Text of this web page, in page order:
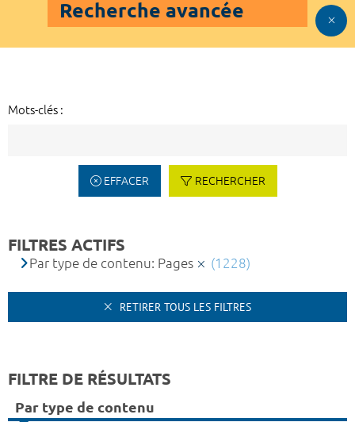
Recherche avancée
Mots-clés :
EFFACER RECHERCHER
FILTRES ACTIFS
Par type de contenu: Pages (1228)
RETIRER TOUS LES FILTRES
FILTRE DE RÉSULTATS
Par type de contenu